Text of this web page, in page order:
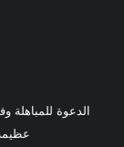
الدعوة للمباهلة